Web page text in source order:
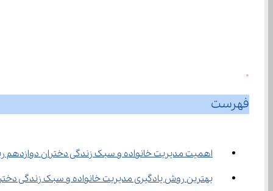
0
فهرست
اهمیت مدیریت خانواده و سبک زندگی دختران دوازدهم
بهترین روش یادگیری مدیریت خانواده و سبک زندگی